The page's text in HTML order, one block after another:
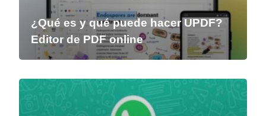
¿Qué es y qué puede hacer UPDF?
Editor de PDF online